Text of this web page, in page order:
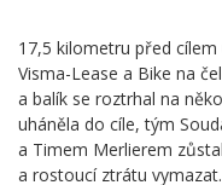
17,5 kilometru před
Visma-Lease a Bike na
a balík se roztrhal na
uháněla do cíle, tým
a Timem Merlierem
a rostoucí ztrátu